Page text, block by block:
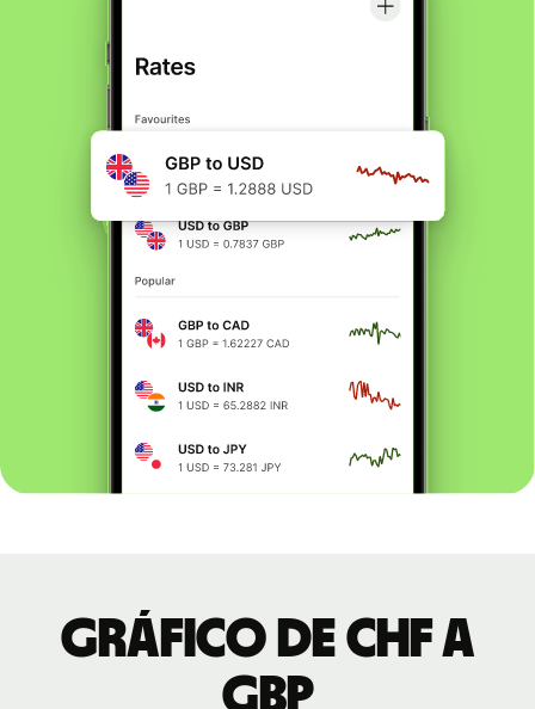
Gráfico de CHF a
GBP